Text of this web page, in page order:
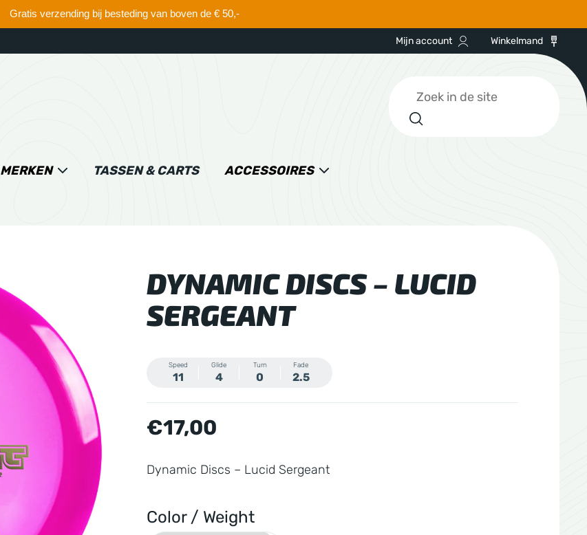
Gratis verzending bij besteding van boven de € 50,-
Mijn account Winkelmand
MERKEN TASSEN & CARTS ACCESSOIRES
Zoeken
DYNAMIC DISCS – LUCID
SERGEANT
Speed
11
Glide
4
Turn
0
Fade
2.5
€17,00
Dynamic Discs – Lucid Sergeant
Color / Weight